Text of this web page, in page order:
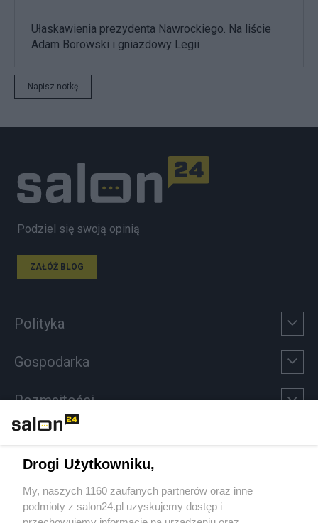
Ułaskawienia prezydenta Nawrockiego. Na liście
Adam Borowski i gniazdowy Legii
Napisz notkę
Podziel się swoją opinią
ZAŁÓŻ BLOG
Polityka
Gospodarka
Rozmaitości
Sport
Społeczeństwo
Drogi Użytkowniku,
My, naszych 1160 zaufanych partnerów oraz inne
podmioty z salon24.pl uzyskujemy dostęp i